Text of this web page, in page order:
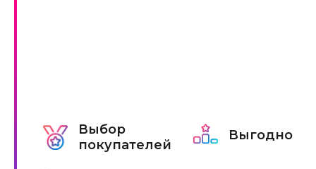
Выбор
покупателей
Выгодно